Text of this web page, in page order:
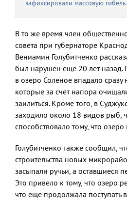
зафиксировали массовую
В то же время член
совета при губернаторе
Вениамин Голубитченко
был нарушен еще 20 лет назад.
в озеро Соленое впадало сразу
которые за счет напора
заилиться. Кроме того, в
заходило около 18 видов рыб,
способствовало тому, что озеро
Голубитченко также сообщил,
строительства новых
засыпали ручьи, а оставшиеся
Это привело к тому, что озеро
что еще продолжала поступать